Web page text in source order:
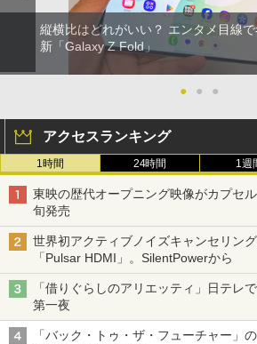
縦横比はどれがいい？ エンタメ目線
新「Galaxy Z Fold」
● ● ●
アクセスランキング
1時間 24時間 1週
東映の歴代オープニング映像がカプセ
旬発売
世界初アクティブノイズキャンセリン
「Pulsar HDMI」。SilentPowerから
「借りぐらしのアリエッティ」日テレ
第一夜
「バック・トゥ・ザ・フューチャー」